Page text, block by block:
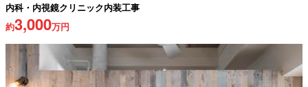
内科・内視鏡クリニック内装工事
約3,000万円